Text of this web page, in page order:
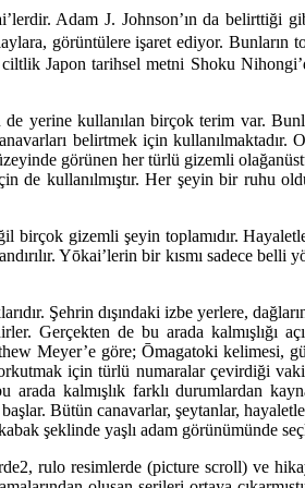
Adam J. Johnson’ın da
görüntülere işaret ediyor.
Japon tarihsel metni Shoku
yerine kullanılan birçok terim var.
belirtmek için
görünen her türlü gizemli
de kullanılmıştır. Her şeyin bir ruhu
gizemli şeyin toplamıdır.
Yōkai’lerin bir kısmı sadece
Şehrin dışındaki izbe yerlere,
Gerçekten de bu arada kalmışlığı
Meyer’e göre; Ōmagatoki kelimesi,
için türlü numaralar çevirdiği
kalmışlık farklı durumlardan
Bütün canavarlar, şeytanlar,
şeklinde yaşlı adam görünümünde
rulo resimlerde (picture scroll) ve